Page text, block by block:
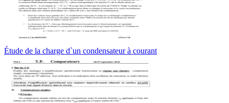
Étude de la charge d`un condensateur à courant